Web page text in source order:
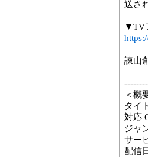
送さ
▼TV
諫山
＜概
タイ
対応
ジャ
サー
配信